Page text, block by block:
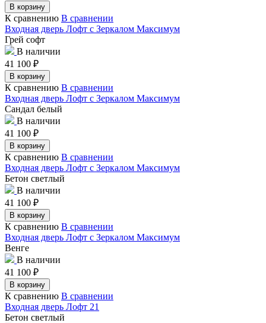
В корзину
К сравнению В сравнении
Входная дверь Лофт с Зеркалом Максимум
Грей софт
В наличии
41 100 ₽
В корзину
К сравнению В сравнении
Входная дверь Лофт с Зеркалом Максимум
Сандал белый
В наличии
41 100 ₽
В корзину
К сравнению В сравнении
Входная дверь Лофт с Зеркалом Максимум
Бетон светлый
В наличии
41 100 ₽
В корзину
К сравнению В сравнении
Входная дверь Лофт с Зеркалом Максимум
Венге
В наличии
41 100 ₽
В корзину
К сравнению В сравнении
Входная дверь Лофт 21
Бетон светлый